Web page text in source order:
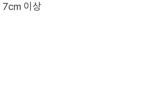
7cm 이상